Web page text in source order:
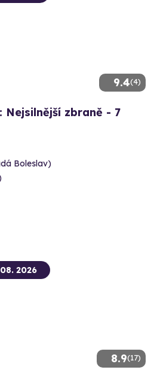
9.4(4)
zbraně - 7
Boleslav)
8.9(17)
2026